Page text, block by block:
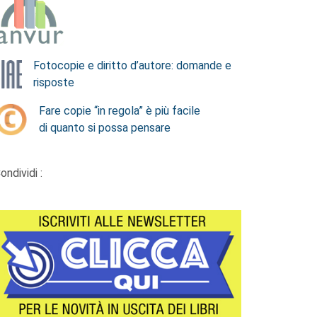
Fotocopie e diritto d’autore: domande e
risposte
Fare copie “in regola” è più facile
di quanto si possa pensare
: